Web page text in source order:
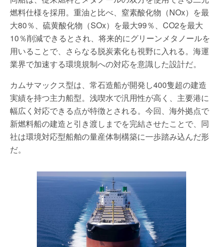
燃料仕様を採用。重油と比べ、窒素酸化物（NOx）を最
大80％、硫黄酸化物（SOx）を最大99％、CO2を最大
10％削減できるとされ、将来的にグリーンメタノールを
用いることで、さらなる脱炭素化も視野に入れる。海運
業界で加速する環境規制への対応を意識した設計だ。
カムサマックス型は、常石造船が開発し400隻超の建造
実績を持つ主力船型。浅喫水で汎用性が高く、主要港に
幅広く対応できる点が特徴とされる。今回、海外拠点で
新燃料船の建造と引き渡しまでを完結させたことで、同
社は環境対応型船舶の量産体制構築に一歩踏み込んだ形
だ。